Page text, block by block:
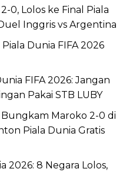
0, Lolos ke Final Piala
Inggris vs Argentina
Dunia FIFA 2026
FIFA 2026: Jangan
Pakai STB LUBY
Bungkam Maroko 2-0 di
Piala Dunia Gratis
2026: 8 Negara Lolos,